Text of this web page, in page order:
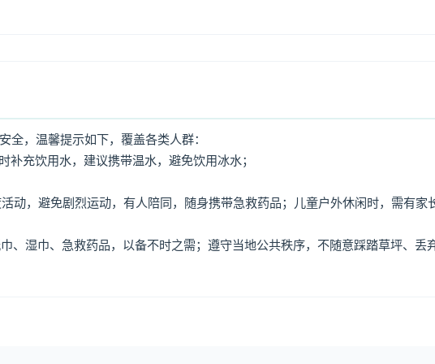
全，温馨提示如下，覆盖各类人群：
充饮用水，建议携带温水，避免饮用冰水；
动，避免剧烈运动，有人陪同，随身携带急救药品；儿童户外休闲时，需有家
、湿巾、急救药品，以备不时之需；遵守当地公共秩序，不随意踩踏草坪、丢